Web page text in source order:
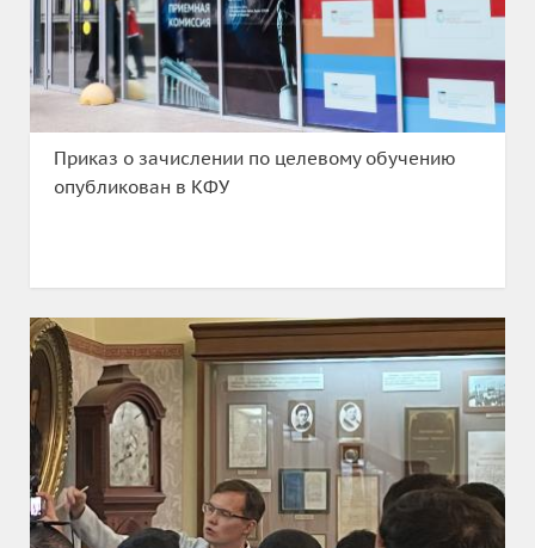
Приказ о зачислении по целевому обучению
опубликован в КФУ